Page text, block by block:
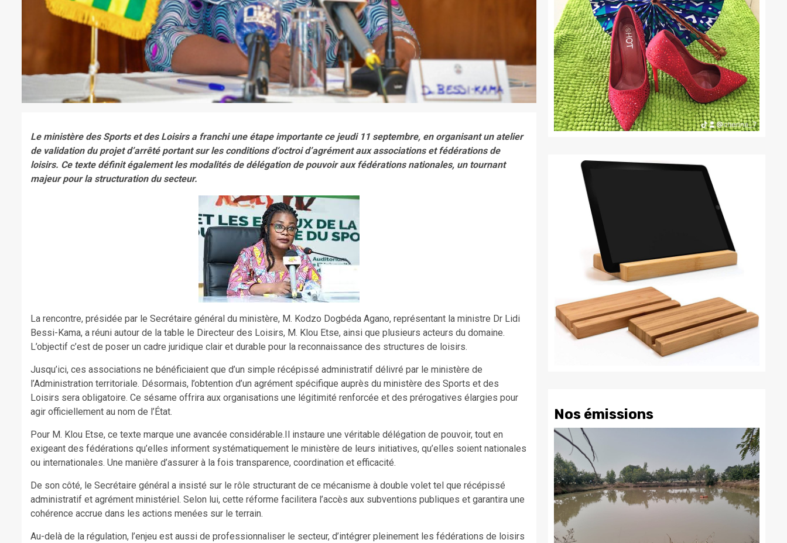
Le ministère des Sports et des Loisirs a franchi une étape importante ce jeudi 11 septembre, en organisant un atelier
de validation du projet d’arrêté portant sur les conditions d’octroi d’agrément aux associations et fédérations de
loisirs. Ce texte définit également les modalités de délégation de pouvoir aux fédérations nationales, un tournant
majeur pour la structuration du secteur.
La rencontre, présidée par le Secrétaire général du ministère, M. Kodzo Dogbéda Agano, représentant la ministre Dr Lidi
Bessi-Kama, a réuni autour de la table le Directeur des Loisirs, M. Klou Etse, ainsi que plusieurs acteurs du domaine.
L’objectif c’est de poser un cadre juridique clair et durable pour la reconnaissance des structures de loisirs.
Jusqu’ici, ces associations ne bénéficiaient que d’un simple récépissé administratif délivré par le ministère de
l’Administration territoriale. Désormais, l’obtention d’un agrément spécifique auprès du ministère des Sports et des
Loisirs sera obligatoire. Ce sésame offrira aux organisations une légitimité renforcée et des prérogatives élargies pour
agir officiellement au nom de l’État.
Pour M. Klou Etse, ce texte marque une avancée considérable.Il instaure une véritable délégation de pouvoir, tout en
exigeant des fédérations qu’elles informent systématiquement le ministère de leurs initiatives, qu’elles soient nationales
ou internationales. Une manière d’assurer à la fois transparence, coordination et efficacité.
De son côté, le Secrétaire général a insisté sur le rôle structurant de ce mécanisme à double volet tel que récépissé
administratif et agrément ministériel. Selon lui, cette réforme facilitera l’accès aux subventions publiques et garantira une
cohérence accrue dans les actions menées sur le terrain.
Au-delà de la régulation, l’enjeu est aussi de professionnaliser le secteur, d’intégrer pleinement les fédérations de loisirs
Nos émissions